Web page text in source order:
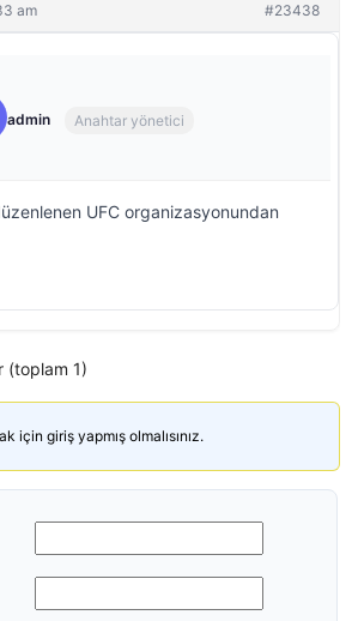
am #23438
admin Anahtar yönetici
UFC organizasyonundan
(toplam 1)
için giriş yapmış olmalısınız.